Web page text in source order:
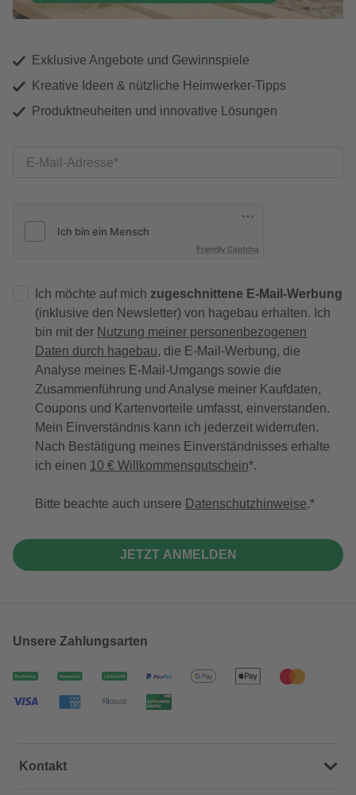
Exklusive Angebote und Gewinnspiele
Kreative Ideen & nützliche Heimwerker-Tipps
Produktneuheiten und innovative Lösungen
E-Mail-Adresse
Friendly Captcha
Ich möchte auf mich zugeschnittene E-Mail-Werbung
(inklusive den Newsletter) von hagebau erhalten. Ich
bin mit der Nutzung meiner personenbezogenen
Daten durch hagebau, die E-Mail-Werbung, die
Analyse meines E-Mail-Umgangs sowie die
Zusammenführung und Analyse meiner Kaufdaten,
Coupons und Kartenvorteile umfasst, einverstanden.
Mein Einverständnis kann ich jederzeit widerrufen.
Nach Bestätigung meines Einverständnisses erhalte
ich einen 10 € Willkommensgutschein*.
Bitte beachte auch unsere Datenschutzhinweise.
JETZT ANMELDEN
Unsere Zahlungsarten
Kontakt